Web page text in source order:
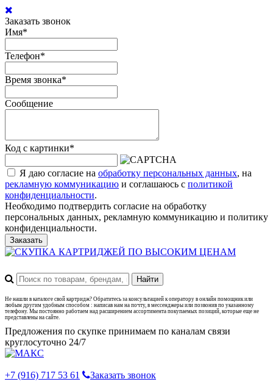
Заказать звонок
Имя*
Телефон*
Время звонка*
Сообщение
Код с картинки*
Я даю согласие на обработку персональных данных, на
рекламную коммуникацию и соглашаюсь с политикой
конфиденциальности.
Необходимо подтвердить согласие на обработку
персональных данных, рекламную коммуникацию и политику
конфиденциальности.
Заказать
Не нашли в каталоге свой картридж? Обратитесь за консультацией к оператору в онлайн помощник или
любым другим удобным способом : написав нам на почту, в мессенджеры или позвонив по указанному
телефону. Мы постоянно работаем над расширением ассортимента покупаемых позиций, которые еще не
представлены на сайте.
Предложения по скупке принимаем по каналам связи
круглосуточно 24/7
+7 (916) 717 53 61
Заказать звонок